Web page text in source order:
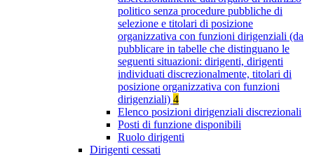
politico senza procedure pubbliche di
selezione e titolari di posizione
organizzativa con funzioni dirigenziali (da
pubblicare in tabelle che distinguano le
seguenti situazioni: dirigenti, dirigenti
individuati discrezionalmente, titolari di
posizione organizzativa con funzioni
dirigenziali) 4
Elenco posizioni dirigenziali discrezionali
Posti di funzione disponibili
Ruolo dirigenti
Dirigenti cessati